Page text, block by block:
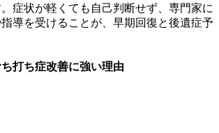
症状が軽くても自己判断せず、専門家に
導を受けることが、早期回復と後遺症予
打ち症改善に強い理由